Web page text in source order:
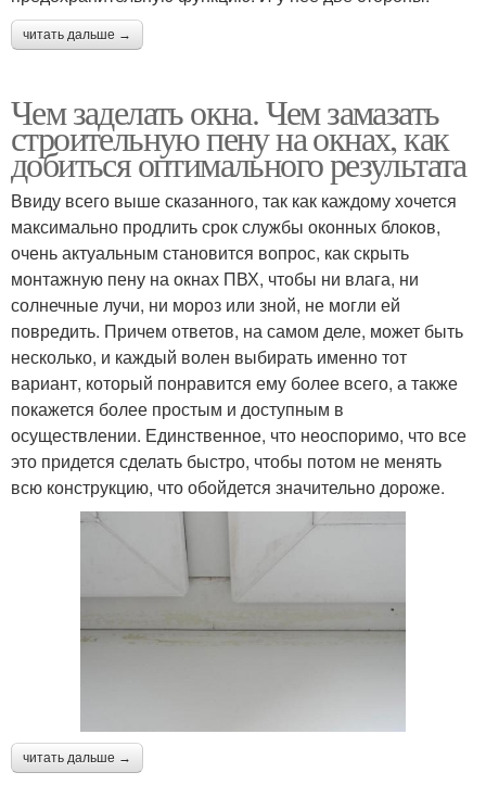
читать дальше →
Чем заделать окна. Чем замазать
строительную пену на окнах, как
добиться оптимального результата
Ввиду всего выше сказанного, так как каждому хочется
максимально продлить срок службы оконных блоков,
очень актуальным становится вопрос, как скрыть
монтажную пену на окнах ПВХ, чтобы ни влага, ни
солнечные лучи, ни мороз или зной, не могли ей
повредить. Причем ответов, на самом деле, может быть
несколько, и каждый волен выбирать именно тот
вариант, который понравится ему более всего, а также
покажется более простым и доступным в
осуществлении. Единственное, что неоспоримо, что все
это придется сделать быстро, чтобы потом не менять
всю конструкцию, что обойдется значительно дороже.
читать дальше →